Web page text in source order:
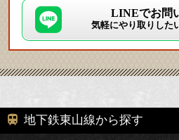
LINEでお問
気軽にやり取りした
地下鉄東山線から探す